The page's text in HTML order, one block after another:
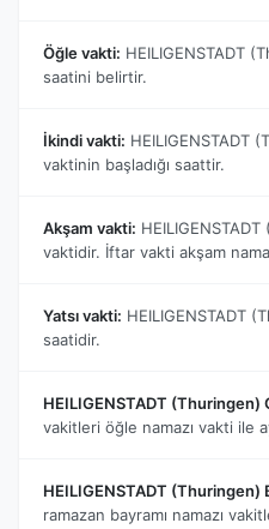
Öğle vakti: HEILIGENSTADT
saatini belirtir.
İkindi vakti: HEILIGENSTADT
vaktinin başladığı saattir.
Akşam vakti:
vaktidir. İftar vakti akşam
Yatsı vakti: HEILIGENSTADT
saatidir.
HEILIGENSTADT (Thuringen)
vakitleri öğle namazı vakti ile
HEILIGENSTADT (Thuringen)
ramazan bayramı namazı